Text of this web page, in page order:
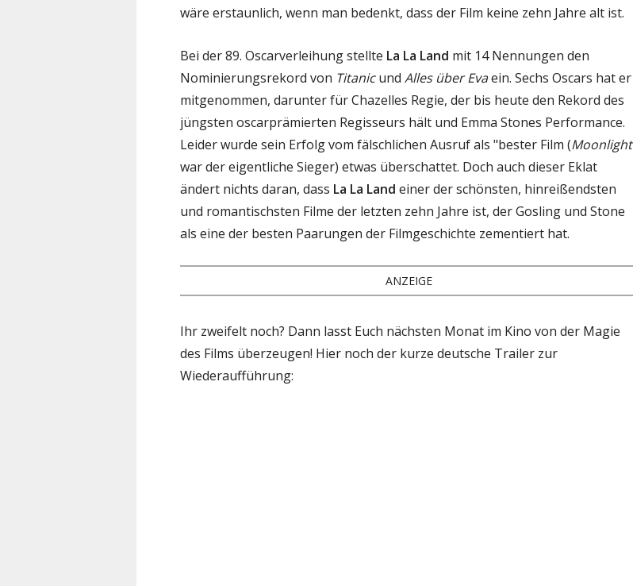
wäre erstaunlich, wenn man bedenkt, dass der Film keine zehn Jahre alt ist.
Bei der 89. Oscarverleihung stellte La La Land mit 14 Nennungen den
Nominierungsrekord von Titanicund Alles über Evaein. Sechs Oscars hat er
mitgenommen, darunter für Chazelles Regie, der bis heute den Rekord des
jüngsten oscarprämierten Regisseurs hält und Emma Stones Performance.
Leider wurde sein Erfolg vom fälschlichen Ausruf als "bester Film (Moonlight
war der eigentliche Sieger) etwas überschattet. Doch auch dieser Eklat
ändert nichts daran, dass La La Land einer der schönsten, hinreißendsten
und romantischsten Filme der letzten zehn Jahre ist, der Gosling und Stone
als eine der besten Paarungen der Filmgeschichte zementiert hat.
ANZEIGE
Ihr zweifelt noch? Dann lasst Euch nächsten Monat im Kino von der Magie
des Films überzeugen! Hier noch der kurze deutsche Trailer zur
Wiederaufführung: